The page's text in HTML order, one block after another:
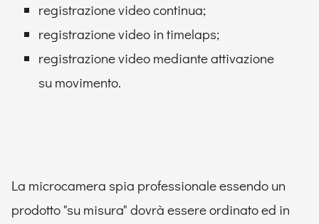
registrazione video continua;
registrazione video in timelaps;
registrazione video mediante attivazione
su movimento.
La microcamera spia professionale essendo un
prodotto "su misura" dovrà essere ordinato ed in